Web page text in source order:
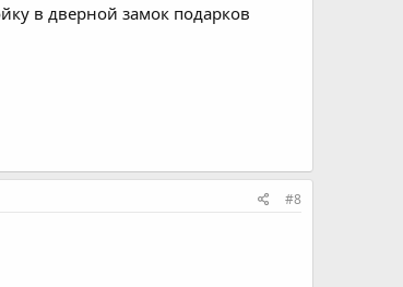
в дверной замок подарков
#8